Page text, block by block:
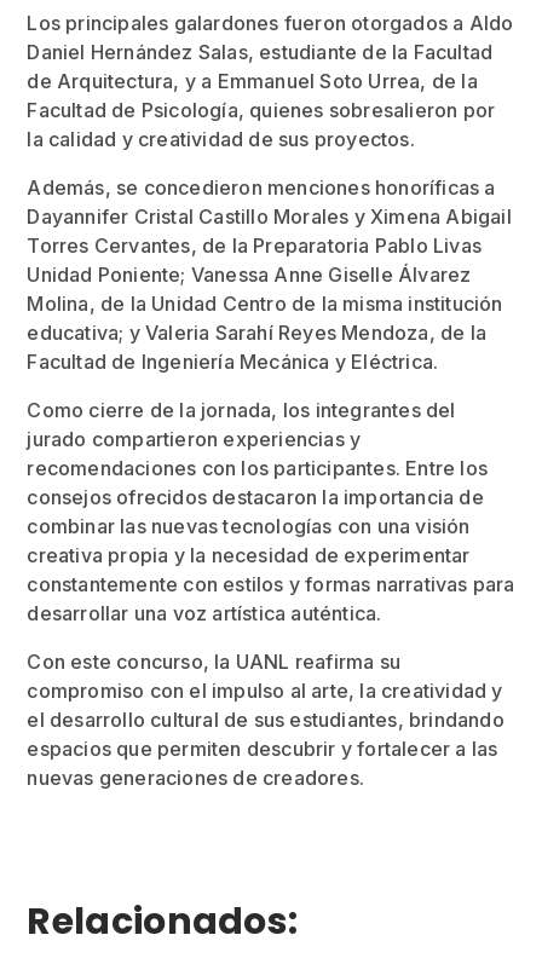
Los principales galardones fueron otorgados a Aldo
Daniel Hernández Salas, estudiante de la Facultad
de Arquitectura, y a Emmanuel Soto Urrea, de la
Facultad de Psicología, quienes sobresalieron por
la calidad y creatividad de sus proyectos.
Además, se concedieron menciones honoríficas a
Dayannifer Cristal Castillo Morales y Ximena Abigail
Torres Cervantes, de la Preparatoria Pablo Livas
Unidad Poniente; Vanessa Anne Giselle Álvarez
Molina, de la Unidad Centro de la misma institución
educativa; y Valeria Sarahí Reyes Mendoza, de la
Facultad de Ingeniería Mecánica y Eléctrica.
Como cierre de la jornada, los integrantes del
jurado compartieron experiencias y
recomendaciones con los participantes. Entre los
consejos ofrecidos destacaron la importancia de
combinar las nuevas tecnologías con una visión
creativa propia y la necesidad de experimentar
constantemente con estilos y formas narrativas para
desarrollar una voz artística auténtica.
Con este concurso, la UANL reafirma su
compromiso con el impulso al arte, la creatividad y
el desarrollo cultural de sus estudiantes, brindando
espacios que permiten descubrir y fortalecer a las
nuevas generaciones de creadores.
Relacionados: